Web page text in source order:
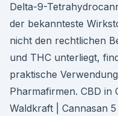
Delta-9-
der bekannteste
nicht den rechtlichen
und THC unterliegt,
praktische
Pharmafirmen. CBD in
Waldkraft | Cannasan